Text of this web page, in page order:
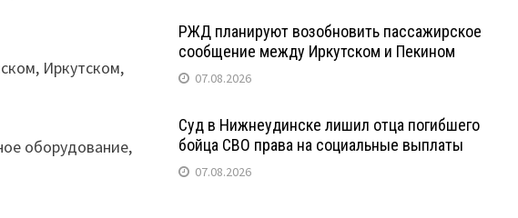
Иркутском,
оборудование,
РЖД планируют возобновить пассажирское
сообщение между Иркутском и Пекином
07.08.2026
Суд в Нижнеудинске лишил отца погибшего
бойца СВО права на социальные выплаты
07.08.2026